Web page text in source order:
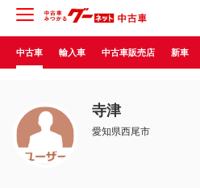
中古車 輸入車 中古車販売店 新車
寺津
愛知県西尾市